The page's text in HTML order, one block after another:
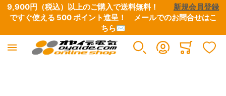
9,900円（税込）以上のご購入で送料無料！ 新規会員登録
ですぐ使える 500 ポイント進呈！ メールでのお問合せはこ
ちら✉